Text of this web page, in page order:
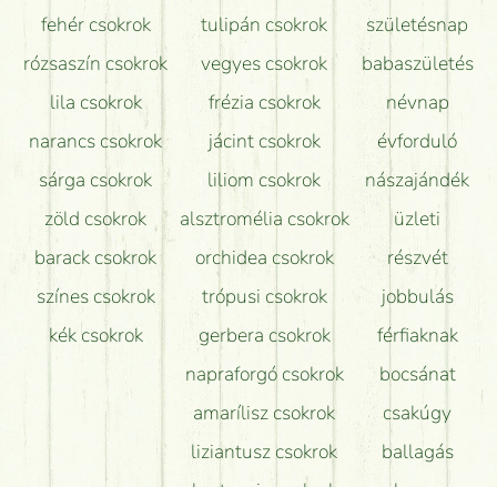
Tudok adventi koszorút vásárolni boltban?
fehér csokrok
rózsaszín csokrok
lila csokrok
narancs csokrok
sárga csokrok
zöld csokrok
barack csokrok
színes csokrok
kék csokrok
tulipán csokrok
vegyes csokrok
frézia csokrok
jácint csokrok
liliom csokrok
alsztromélia csokrok
orchidea csokrok
trópusi csokrok
gerbera csokrok
napraforgó csokrok
amarílisz csokrok
liziantusz csokrok
születésnap
babaszületés
névnap
évforduló
nászajándék
üzleti
részvét
jobbulás
férfiaknak
bocsánat
csakúgy
ballagás